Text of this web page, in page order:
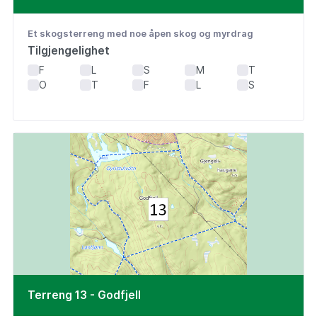
Et skogsterreng med noe åpen skog og myrdrag
Tilgjengelighet
F L S M
T
O
T F L S
Terreng 13 - Godfjell